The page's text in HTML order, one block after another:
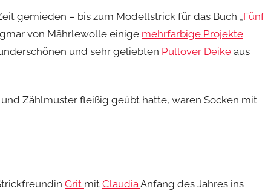
gemieden – bis zum Modellstrick für das Buch „Fünf
von Mährlewolle einige mehrfarbige Projekte
und sehr geliebten Pullover Deike aus
Zählmuster fleißig geübt hatte, waren Socken mit
Grit mit ClaudiaAnfang des Jahres ins